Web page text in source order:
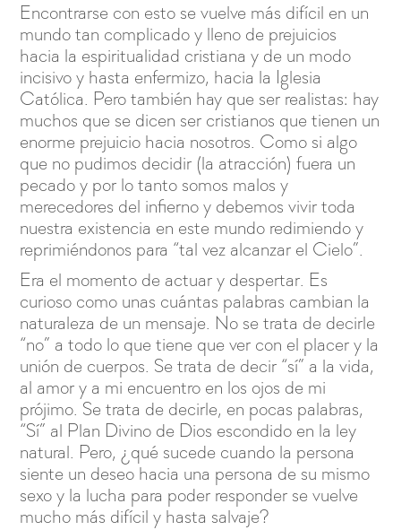
Encontrarse con esto se vuelve más difícil en un
mundo tan complicado y lleno de prejuicios
hacia la espiritualidad cristiana y de un modo
incisivo y hasta enfermizo, hacia la Iglesia
Católica. Pero también hay que ser realistas: hay
muchos que se dicen ser cristianos que tienen un
enorme prejuicio hacia nosotros. Como si algo
que no pudimos decidir (la atracción) fuera un
pecado y por lo tanto somos malos y
merecedores del infierno y debemos vivir toda
nuestra existencia en este mundo redimiendo y
reprimiéndonos para “tal vez alcanzar el Cielo”.
Era el momento de actuar y despertar. Es
curioso como unas cuántas palabras cambian la
naturaleza de un mensaje. No se trata de decirle
“no” a todo lo que tiene que ver con el placer y la
unión de cuerpos. Se trata de decir “sí” a la vida,
al amor y a mi encuentro en los ojos de mi
prójimo. Se trata de decirle, en pocas palabras,
“Sí” al Plan Divino de Dios escondido en la ley
natural. Pero, ¿qué sucede cuando la persona
siente un deseo hacia una persona de su mismo
sexo y la lucha para poder responder se vuelve
mucho más difícil y hasta salvaje?